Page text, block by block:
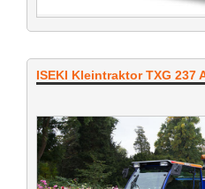
ISEKI Kleintraktor TXG 237